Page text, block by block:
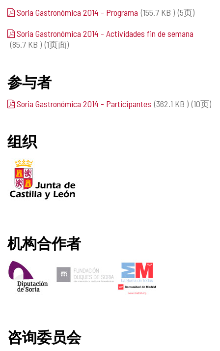
Soria Gastronómica 2014 - Programa (155.7 KB ) (5页)
Soria Gastronómica 2014 - Actividades fin de semana
(85.7 KB ) (1页面)
参与者
Soria Gastronómica 2014 - Participantes (362.1 KB ) (10页)
组织
机构合作者
咨询委员会